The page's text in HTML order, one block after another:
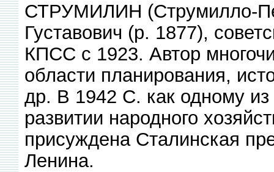
СТРУМИЛИН (Струмилло-
Густавович (р. 1877),
КПСС с 1923. Автор
области планирования,
др. В 1942 С. как одному
развитии народного
присуждена Сталинская
Ленина.